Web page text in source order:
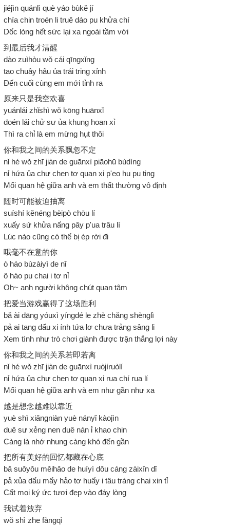
jiéjìn quánlì què yáo bùkě jí
chía chin troén li truê dáo pu khửa chí
Dốc lòng hết sức lại xa ngoài tầm với
到最后我才清醒
dào zuìhòu wǒ cái qīngxǐng
tao chuây hâu ủa trái tring xỉnh
Đến cuối cùng em mới tỉnh ra
原来只是我空欢喜
yuánlái zhǐshì wǒ kōng huānxǐ
doén lái chử sư ủa khung hoan xỉ
Thì ra chỉ là em mừng hụt thôi
你和我之间的关系飘忽不定
nǐ hé wǒ zhī jiàn de guānxì piāohū bùdìng
nỉ hứa ủa chư chen tơ quan xi p'eo hu pu ting
Mối quan hệ giữa anh và em thất thường vô định
随时可能被迫抽离
suíshí kěnéng bèipò chōu lí
xuấy sứ khửa nấng pây p'ua trâu lí
Lúc nào cũng có thể bị ép rời đi
哦毫不在意的你
ò háo bùzàiyì de nǐ
ô háo pu chai i tơ nỉ
Oh~ anh người không chút quan tâm
把爱当游戏赢得了这场胜利
bǎ ài dāng yóuxì yíngdé le zhè chǎng shènglì
pả ai tang dấu xi ính tứa lơ chưa trảng sâng li
Xem tình như trò chơi giành được trận thắng lợi này
你和我之间的关系若即若离
nǐ hé wǒ zhī jiàn de guānxì ruòjíruòlí
nỉ hứa ủa chư chen tơ quan xi rua chí rua lí
Mối quan hệ giữa anh và em như gần như xa
越是想念越难以靠近
yuè shì xiǎngniàn yuè nányǐ kàojìn
duê sư xẻng nen duê nán ỉ khao chin
Càng là nhớ nhung càng khó đến gần
把所有美好的回忆都藏在心底
bǎ suǒyǒu měihǎo de huíyì dōu cáng zàixīn dǐ
pả xủa dẩu mẩy hảo tơ huấy i tâu tráng chai xin tỉ
Cất mọi ký ức tươi đẹp vào đáy lòng
我试着放弃
wǒ shì zhe fàngqì